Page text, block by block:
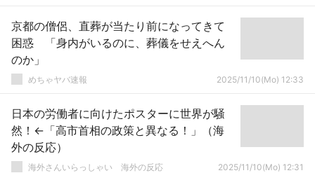
京都の僧侶、直葬が当たり前になってきて
困惑 「身内がいるのに、葬儀をせえへん
のか」
めちゃヤバ速報 2025/11/10(Mo) 12:33
日本の労働者に向けたポスターに世界が騒
然！←「高市首相の政策と異なる！」（海
外の反応）
海外さんいらっしゃい 海外の反応 2025/11/10(Mo) 12:31